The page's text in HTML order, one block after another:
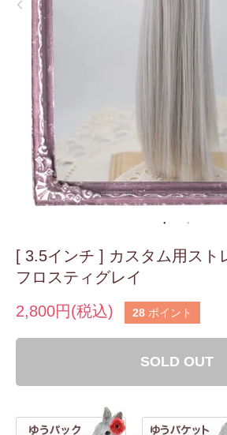
[ 3.5インチ ] カスタム用スト
フロスティグレイ
2,800円(税込)
28 ポイント
SOLD OUT